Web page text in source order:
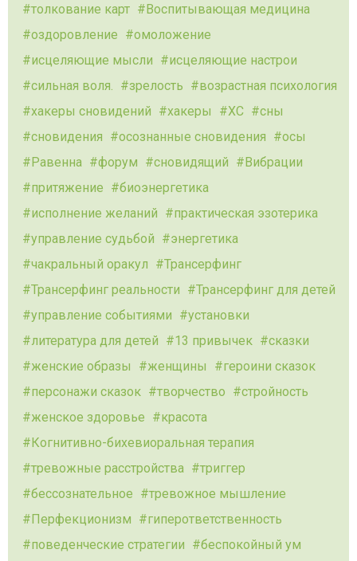
толкование карт
Воспитывающая медицина
оздоровление
омоложение
исцеляющие мысли
исцеляющие настрои
сильная воля.
зрелость
возрастная психология
хакеры сновидений
хакеры ХС
сны
сновидения
осознанные сновидения
осы
Равенна
форум сновидящий
Вибрации
притяжение
биоэнергетика
исполнение желаний
практическая эзотерика
управление судьбой
энергетика
чакральный оракул
Трансерфинг
Трансерфинг реальности
Трансерфинг для детей
управление событиями
установки
литература для детей
13 привычек
сказки
женские образы
женщины
героини сказок
персонажи сказок
творчество
стройность
женское здоровье
красота
Когнитивно-бихевиоральная терапия
тревожные расстройства
триггер
бессознательное
тревожное мышление
Перфекционизм
гиперответственность
поведенческие стратегии
беспокойный ум